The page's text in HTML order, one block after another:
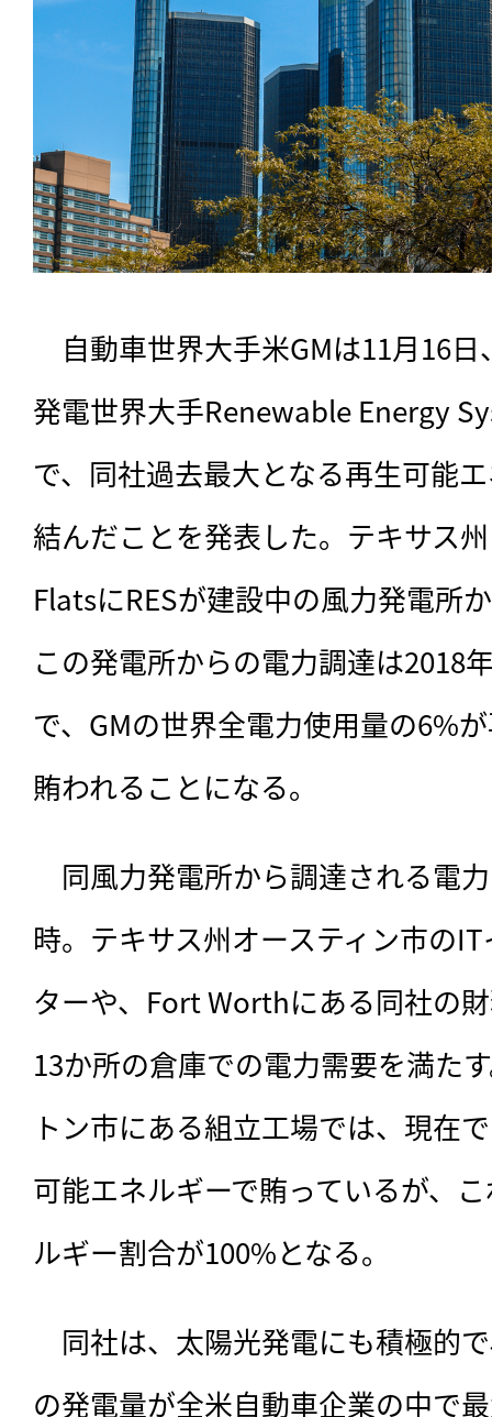
自動車世界大手米GMは11月16
発電世界大手Renewable Energy
で、同社過去最大となる再生可能
結んだことを発表した。テキサス
FlatsにRESが建設中の風力発電所
この発電所からの電力調達は2018
で、GMの世界全電力使用量の6%
賄われることになる。
同風力発電所から調達される電
時。テキサス州オースティン市の
ターや、Fort Worthにある同社の
13か所の倉庫での電力需要を満た
トン市にある組立工場では、現在
可能エネルギーで賄っているが、
ルギー割合が100%となる。
同社は、太陽光発電にも積極的
の発電量が全米自動車企業の中で